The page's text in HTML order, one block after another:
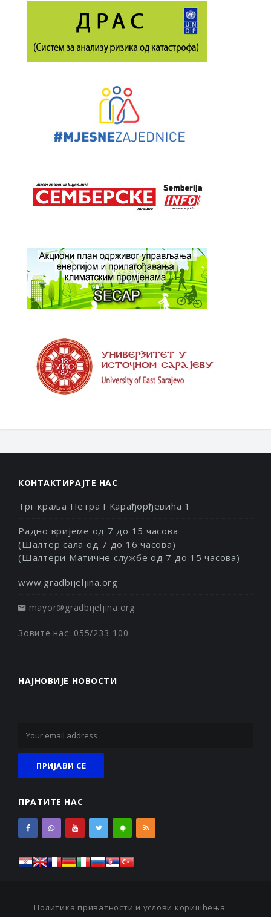
КОНТАКТИРАЈТЕ НАС
Трг краља Петра I Карађорђевића 1
Радно вријеме од 7 до 15 часова
(Шалтер сала од 7 до 16 часова)
(Шалтери Матичне службе од 7 до 15 часова)
www.gradbijeljina.org
mayor@gradbijeljina.org
Зовите нас: 055/233-100
НАЈНОВИЈЕ НОВОСТИ
ПРАТИТЕ НАС
Политика приватности и услови коришћења